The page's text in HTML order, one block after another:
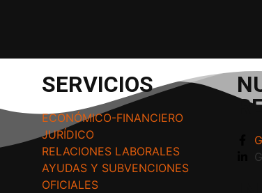
SERVICIOS
ECONÓMICO-FINANCIERO
JURÍDICO
RELACIONES LABORALES
AYUDAS Y SUBVENCIONES
OFICIALES